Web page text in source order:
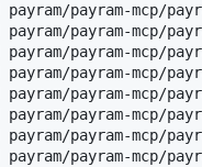
payram-mcp/
payram-mcp/
payram-mcp/
payram-mcp/
payram-mcp/
payram-mcp/
payram-mcp/
payram-mcp/